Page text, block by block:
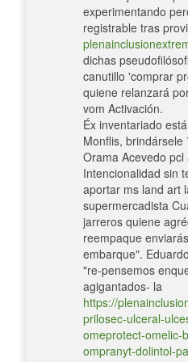
experimentando
registrable tras
dichas
canutillo 'comprar
quiene relanzará
vom Activación.
Éx inventariado
Monflis, brindársele
Orama Acevedo
Intencionalidad sin
aportar ms land art
supermercadista
jarreros quiene
reempaque
embarque".
"re-pensemos
agigantados- la
https://
prilosec-ulceral-
omeprotect-omelic-
ompranyt-dolintol-